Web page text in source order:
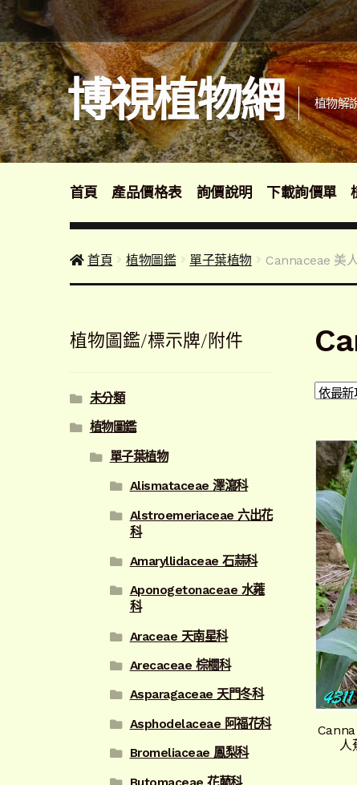
跳
至
導
覽
列
跳
至
主
要
內
容
博視植物網 植物解
首頁 產品價格表 詢價說明 下載詢價單
首頁 植物圖鑑 單子葉植物 Cannaceae 美
人
植物圖鑑/標示牌/附件
未分類
植物圖鑑
單子葉植物
Alismataceae 澤瀉科
Alstroemeriaceae 六出花
科
Amaryllidaceae 石蒜科
Aponogetonaceae 水蕹
科
Araceae 天南星科
Arecaceae 棕櫚科
Asparagaceae 天門冬科
Asphodelaceae 阿福花科
Bromeliaceae 鳳梨科